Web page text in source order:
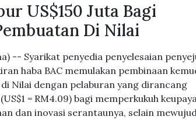
US$150 Juta Bagi
Di Nilai
-- Syarikat penyedia penyelesaian
haba BAC memulakan pembinaan
Nilai dengan pelaburan yang dirancang
= RM4.09) bagi memperkukuh
dan inovasi serantaunya, selain